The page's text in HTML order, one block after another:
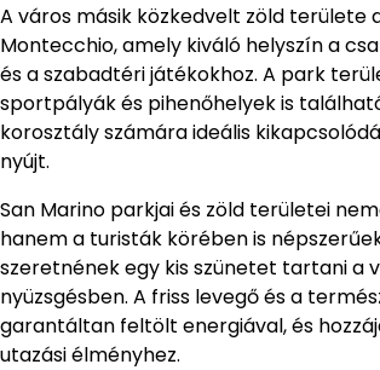
A város másik közkedvelt zöld területe
Montecchio, amely kiváló helyszín a
és a szabadtéri játékokhoz. A park
sportpályák és pihenőhelyek is
korosztály számára ideális
nyújt.
San Marino parkjai és zöld területei
hanem a turisták körében is
szeretnének egy kis szünetet tartani a
nyüzsgésben. A friss levegő és a
garantáltan feltölt energiával, és
utazási élményhez.